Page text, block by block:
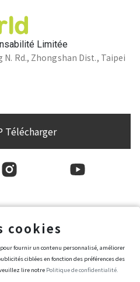
Limitée
N. Rd., Zhongshan Dist., Taipei
Télécharger
et de la vie privée
cookies
fournir un contenu personnalisé, améliorer
ciblées en fonction des préférences des
lire notre Politique de confidentialité.